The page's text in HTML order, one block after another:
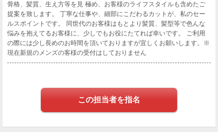
骨格、髪質、生え方等を見 極め、お客様のライフスタイルも含めたご
提案を致します。 丁寧な仕事や、細部にこだわるカットが、私のセー
ルスポイントです。 同世代のお客様はもとより髪質、髪型等で色んな
悩みを抱えてるお客様に、少しでもお役にたてれば幸いです。 ご利用
の際には少し長めのお時間を頂いておりますが宜しくお願いします。※
現在新規のメンズの客様の受付はしておりません
この担当者を指名